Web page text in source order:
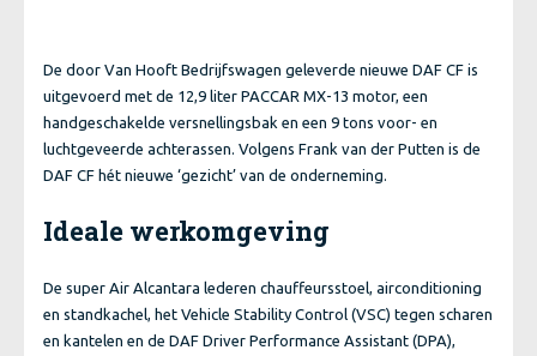
De door Van Hooft Bedrijfswagen geleverde nieuwe DAF CF is
uitgevoerd met de 12,9 liter PACCAR MX-13 motor, een
handgeschakelde versnellingsbak en een 9 tons voor- en
luchtgeveerde achterassen. Volgens Frank van der Putten is de
DAF CF hét nieuwe ‘gezicht’ van de onderneming.
Ideale werkomgeving
De super Air Alcantara lederen chauffeursstoel, airconditioning
en standkachel, het Vehicle Stability Control (VSC) tegen scharen
en kantelen en de DAF Driver Performance Assistant (DPA),